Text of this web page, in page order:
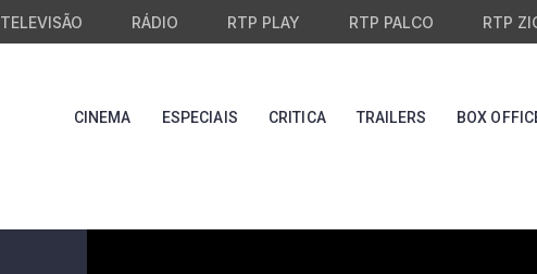
TELEVISÃO RÁDIO RTP PLAY RTP PALCO RTP
CINEMA ESPECIAIS CRITICA TRAILERS BOX